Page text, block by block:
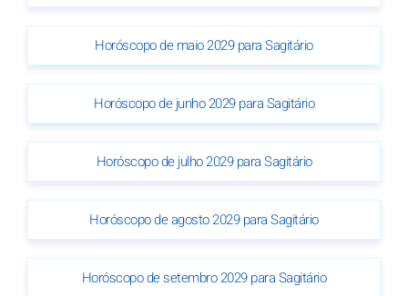
Horóscopo de maio 2029 para Sagitário
Horóscopo de junho 2029 para Sagitário
Horóscopo de julho 2029 para Sagitário
Horóscopo de agosto 2029 para Sagitário
Horóscopo de setembro 2029 para Sagitário